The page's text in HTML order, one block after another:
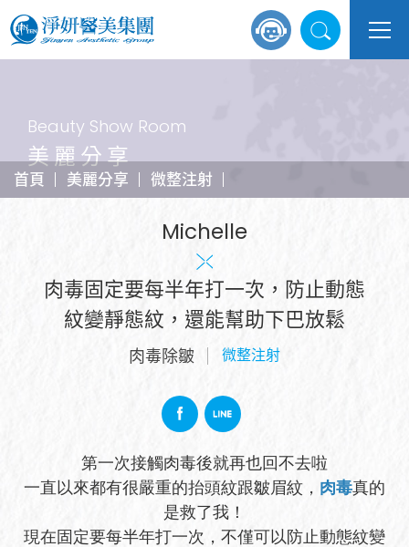
Beauty Show Room
美麗分享
首頁 美麗分享 微整注射
Michelle
肉毒固定要每半年打一次，防止動態
紋變靜態紋，還能幫助下巴放鬆
肉毒除皺 微整注射
第一次接觸肉毒後就再也回不去啦
一直以來都有很嚴重的抬頭紋跟皺眉紋， 肉毒真的
是救了我！
現在固定要每半年打一次，不僅可以防止動態紋變